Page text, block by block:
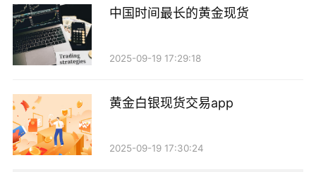
时就设定一个目标价格，当达到这个价格时果断卖出。
3. 控制风险：设定止损位，一旦价格下跌到某个点位，
及时止损，避免更大损失。
炒黄金的乐趣与风险
炒黄金并不是一件简单的事，除了需要掌握市场动
态，还需具备一定的分析能力和风险管理意识。价格波
中国时间最长的黄金现货
2025-09-19 17:29:18
黄金白银现货交易app
2025-09-19 17:30:24